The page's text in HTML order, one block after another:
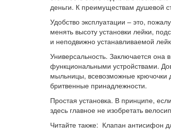
деньги. К преимуществам душевой
Удобство эксплуатации – это,
менять высоту установки лейки,
и неподвижно устанавливаемой
Универсальность. Заключается
функциональными устройствами.
мыльницы, всевозможные крючочки
бритвенные принадлежности.
Простая установка. В принципе,
здесь главное не изобретать
Читайте также: Клапан антисифон